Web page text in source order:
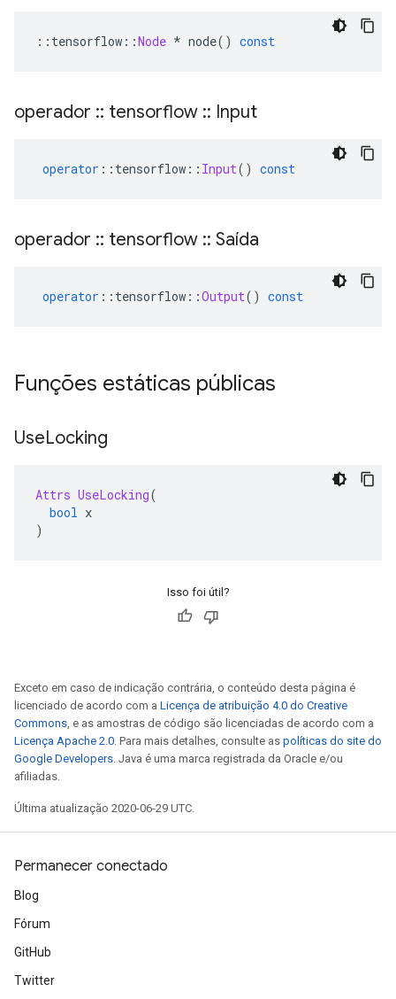
:: tensorflow ::Node * node() const
operador :: tensorflow :: Input
operator :: tensorflow :: Input() const
operador :: tensorflow :: Saída
operator :: tensorflow ::Output() const
Funções estáticas públicas
UseLocking
Attrs UseLocking(
bool x
)
Isso foi útil?
Exceto em caso de indicação contrária, o conteúdo desta página é
licenciado de acordo com a Licença de atribuição 4.0 do Creative
Commons, e as amostras de código são licenciadas de acordo com a
Licença Apache 2.0. Para mais detalhes, consulte as políticas do site do
Google Developers. Java é uma marca registrada da Oracle e/ou
afiliadas.
Última atualização 2020-06-29 UTC.
Permanecer conectado
Blog
Fórum
GitHub
Twitter